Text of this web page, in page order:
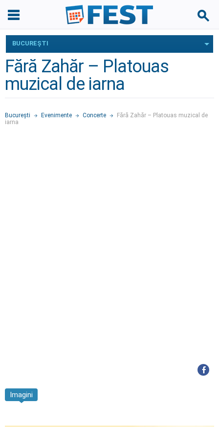
BUCUREŞTI
Fără Zahăr – Platouas
muzical de iarna
Bucureşti Evenimente Concerte
Fără Zahăr – Platouas muzical de
iarna
Imagini